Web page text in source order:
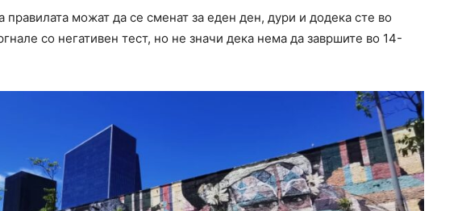
правилата можат да се сменат за еден ден, дури и додека сте во
со негативен тест, но не значи дека нема да завршите во 14-